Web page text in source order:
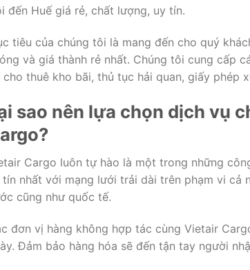
đến Huế giá rẻ, chất lượng, uy tín.
tiêu của chúng tôi là mang đến cho quý
và giá thành rẻ nhất. Chúng tôi cung cấp
cho thuê kho bãi, thủ tục hải quan, giấy phép
sao nên lựa chọn dịch vụ
?
Cargo luôn tự hào là một trong những
tín nhất với mạng lưới trải dài trên phạm vi cả
cũng như quốc tế.
đơn vị hàng không hợp tác cùng Vietair
Đảm bảo hàng hóa sẽ đến tận tay người